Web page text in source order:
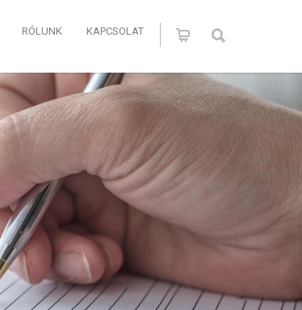
RÓLUNK KAPCSOLAT